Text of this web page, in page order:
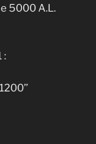
5000 A.L.
: